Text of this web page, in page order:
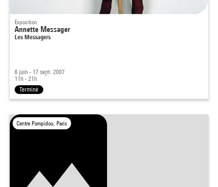
Exposition
Annette Messager
Les Messagers
6 juin - 17 sept. 2007
11h - 21h
Terminé
Centre Pompidou, Paris